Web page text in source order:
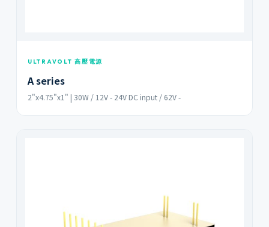
ULTRAVOLT 高壓電源
A series
2"x4.75"x1" | 30W / 12V - 24V DC input / 62V -